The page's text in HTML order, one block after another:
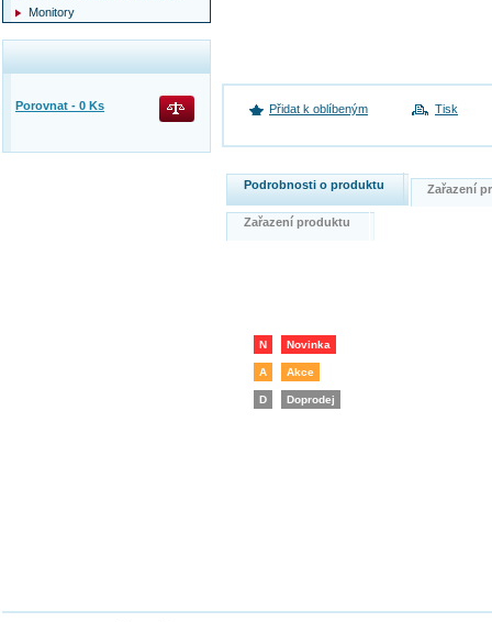
Přidat k oblíbeným Tisk
Podrobnosti o produktu Zařazení
Zařazení produktu
N Novinka
A Akce
D Doprodej
Monitory
Porovnat - 0 Ks